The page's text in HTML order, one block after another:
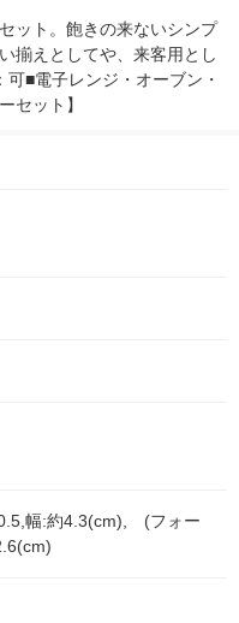
ット。飽きの来ないシンプ
揃えとしてや、来客用とし
■電子レンジ・オーブン・
セット】
幅:約4.3(cm), (フォー